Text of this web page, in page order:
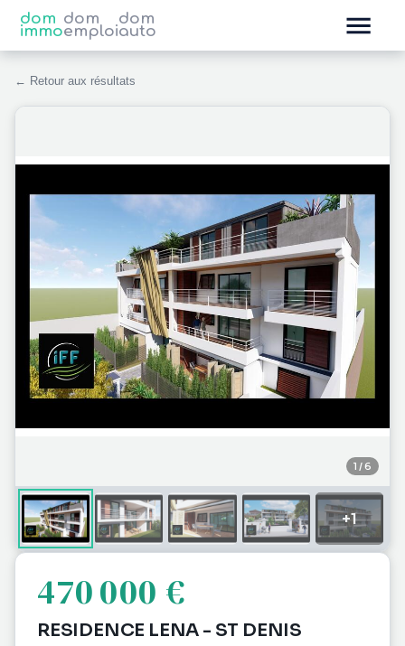
dom
immo
dom
emploi
dom
auto
← Retour aux résultats
1 /6
+1
470 000 €
RESIDENCE LENA - ST DENIS